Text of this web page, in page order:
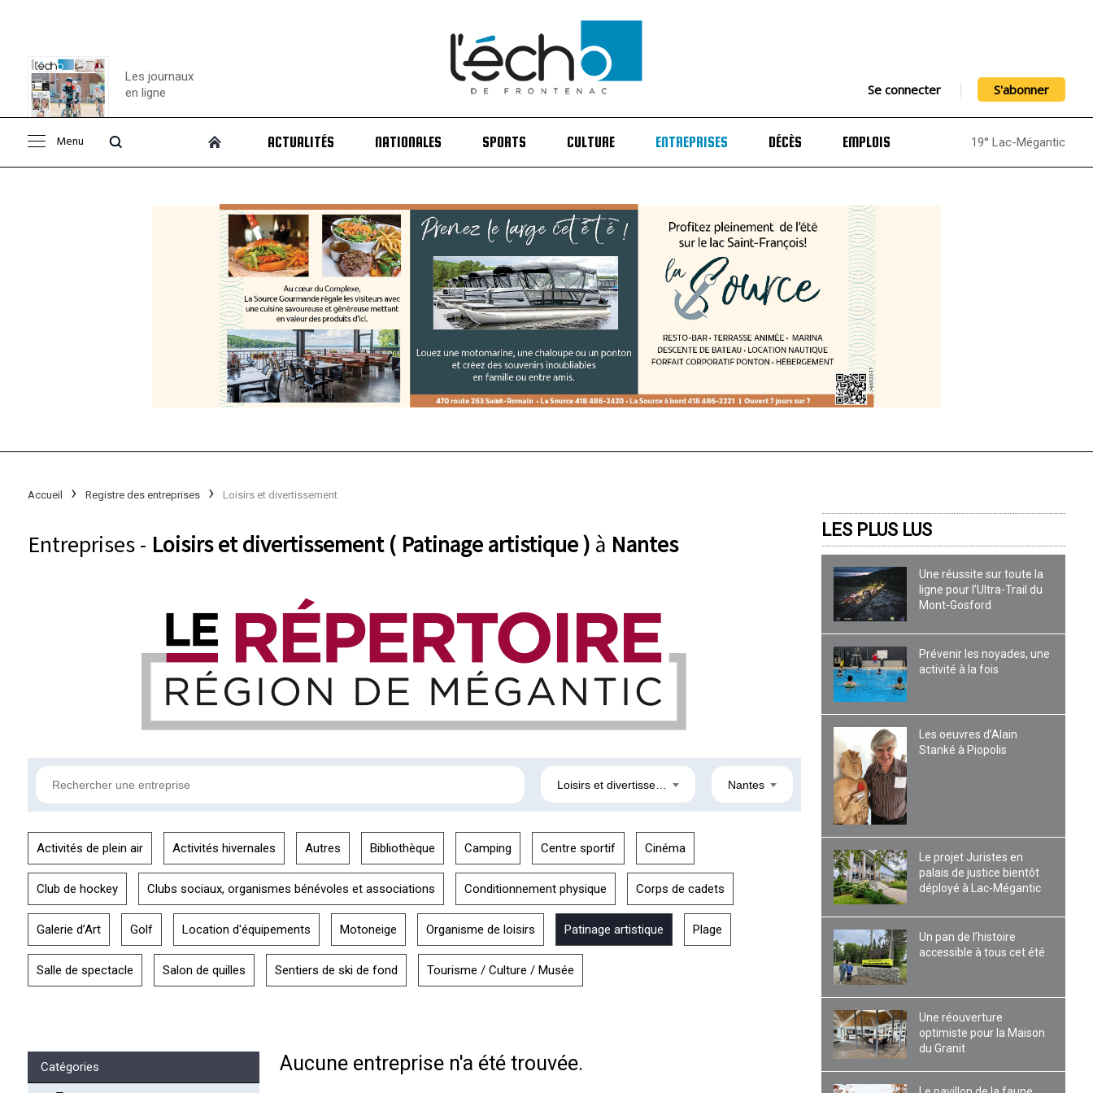
Consulter le
Les journaux
en ligne
Se connecter S'abonner
Menu ACTUALITÉS NATIONALES SPORTS CULTURE ENTREPRISES DÉCÈS EMPLOIS 19° Lac-Mégantic
Accueil Registre des entreprises Loisirs et divertissement
Entreprises - Loisirs et divertissement ( Patinage artistique ) à Nantes
Nantes
Activités de plein air Activités hivernales Autres Bibliothèque Camping Centre sportif Cinéma
Club de hockey Clubs sociaux, organismes bénévoles et associations Conditionnement physique Corps de cadets
Galerie d’Art Golf Location d'équipements Motoneige Organisme de loisirs Patinage artistique Plage
Salle de spectacle Salon de quilles Sentiers de ski de fond Tourisme / Culture / Musée
Catégories Aucune entreprise n'a été trouvée.
LES PLUS LUS
Une réussite sur toute la
ligne pour l’Ultra-Trail du
Mont-Gosford
Prévenir les noyades, une
activité à la fois
Les oeuvres d’Alain
Stanké à Piopolis
Le projet Juristes en
palais de justice bientôt
déployé à Lac-Mégantic
Un pan de l’histoire
accessible à tous cet été
Une réouverture
optimiste pour la Maison
du Granit